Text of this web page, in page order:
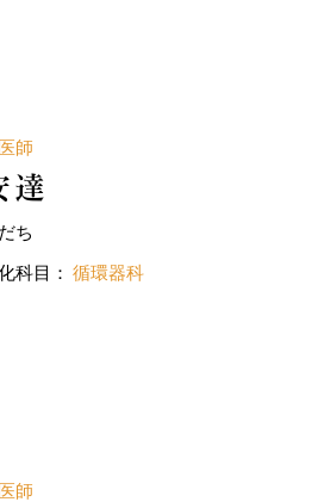
師
達
ち
科目： 循環器科
師